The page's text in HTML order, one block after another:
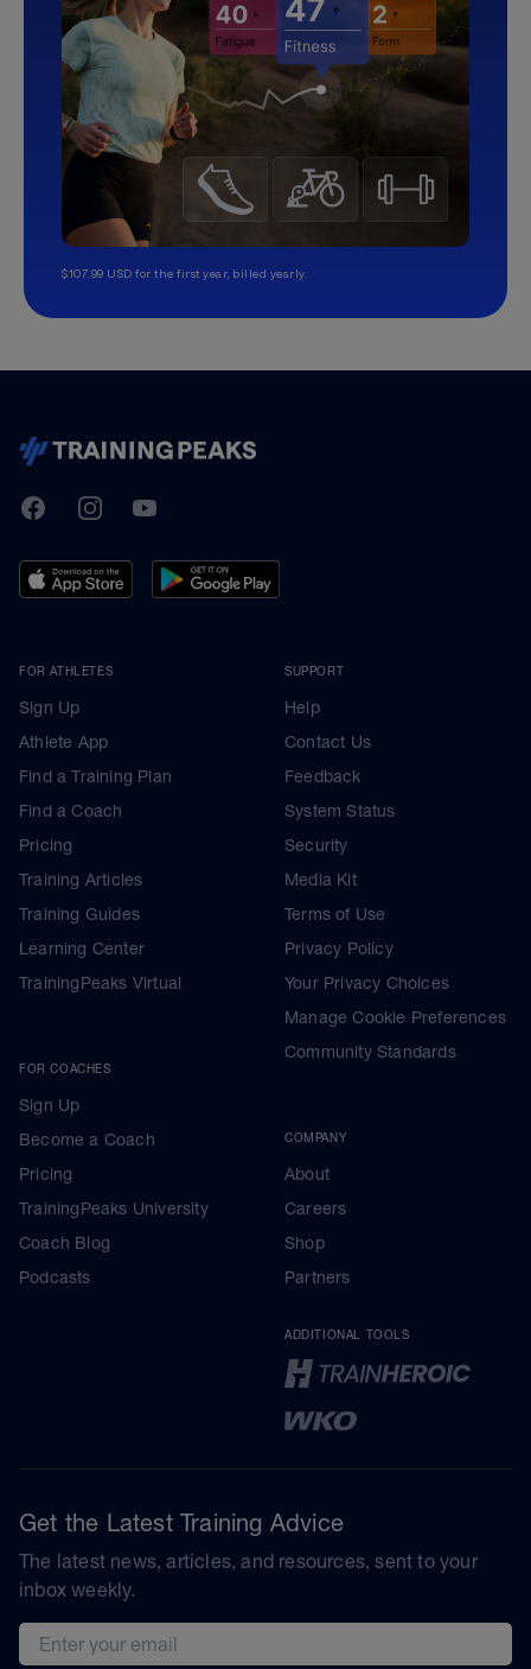
$107.99 USD for the first year, billed yearly.
TrainingPeaks
FacebookInstagramYoutube
FOR ATHLETES
Sign Up
Athlete App
Find a Training Plan
Find a Coach
Pricing
Training Articles
Training Guides
Learning Center
TrainingPeaks Virtual
FOR COACHES
Sign Up
Become a Coach
Pricing
TrainingPeaks University
Coach Blog
Podcasts
SUPPORT
Help
Contact Us
Feedback
System Status
Security
Media Kit
Terms of Use
Privacy Policy
Your Privacy Choices
Manage Cookie Preferences
Community Standards
COMPANY
About
Careers
Shop
Partners
ADDITIONAL TOOLS
Get the Latest Training Advice
The latest news, articles, and resources, sent to your
inbox weekly.
Email address